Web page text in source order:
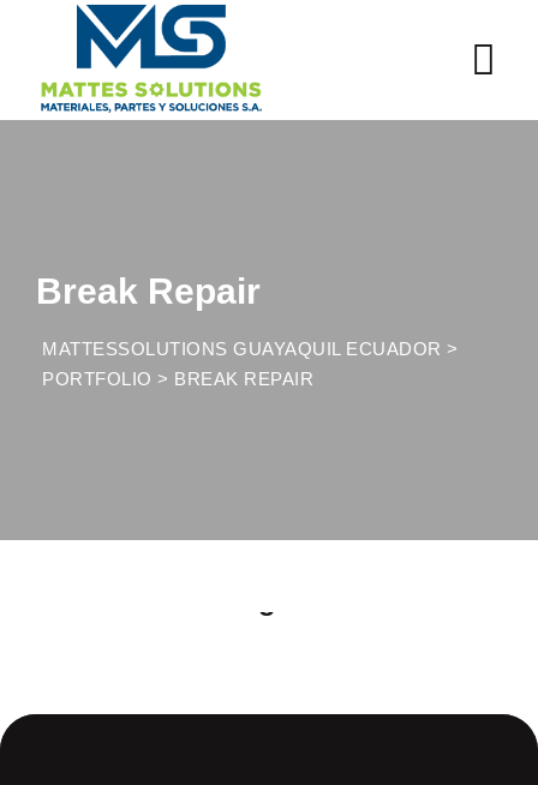
Break Repair
MATTESSOLUTIONS GUAYAQUIL ECUADOR >
PORTFOLIO > BREAK REPAIR